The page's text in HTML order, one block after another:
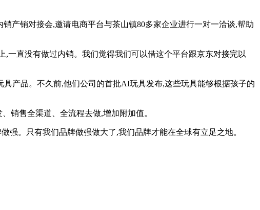
产销对接会,邀请电商平台与茶山镇80多家企业进行一对一洽谈,帮助
一直没有做过内销。我们觉得我们可以借这个平台跟京东对接完以
产品。不久前,他们公司的首批AI玩具发布,这些玩具能够根据孩子的
销售全渠道、全流程去做,增加附加值。
强。只有我们品牌做强做大了,我们品牌才能在全球有立足之地。